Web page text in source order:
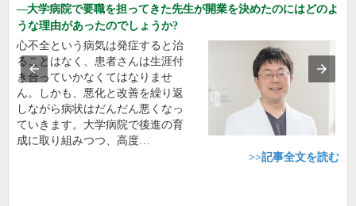
大学病院で要職を担ってきた先生が開業を決めたのにはどのよ
うな理由があったのでしょうか?
心不全という病気は発症すると治
ることはなく、患者さんは生涯付
き合っていかなくてはなりませ
ん。しかも、悪化と改善を繰り返
しながら病状はだんだん悪くなっ
ていきます。大学病院で後進の育
成に取り組みつつ、高度…
>>記事全文を読む